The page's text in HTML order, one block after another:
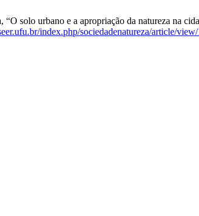
solo urbano e a apropriação da natureza na
index.php/sociedadenatureza/article/